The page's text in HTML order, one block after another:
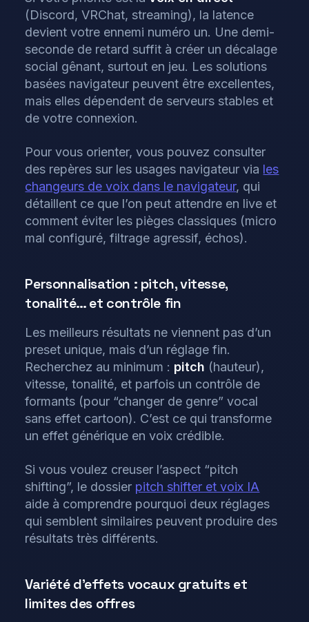
(Discord, VRChat, streaming), la latence
devient votre ennemi numéro un. Une demi-
seconde de retard suffit à créer un décalage
social gênant, surtout en jeu. Les solutions
basées navigateur peuvent être excellentes,
mais elles dépendent de serveurs stables et
de votre connexion.
Pour vous orienter, vous pouvez consulter
des repères sur les usages navigateur via les
changeurs de voix dans le navigateur, qui
détaillent ce que l’on peut attendre en live et
comment éviter les pièges classiques (micro
mal configuré, filtrage agressif, échos).
Personnalisation : pitch, vitesse,
tonalité… et contrôle fin
Les meilleurs résultats ne viennent pas d’un
preset unique, mais d’un réglage fin.
Recherchez au minimum : pitch (hauteur),
vitesse, tonalité, et parfois un contrôle de
formants (pour “changer de genre” vocal
sans effet cartoon). C’est ce qui transforme
un effet générique en voix crédible.
Si vous voulez creuser l’aspect “pitch
shifting”, le dossier pitch shifter et voix IA
aide à comprendre pourquoi deux réglages
qui semblent similaires peuvent produire des
résultats très différents.
Variété d’effets vocaux gratuits et
limites des offres